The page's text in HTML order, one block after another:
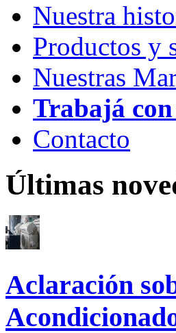
Nuestra
Productos y
Nuestras
Trabajá
Contacto
Últimas
Aclaración